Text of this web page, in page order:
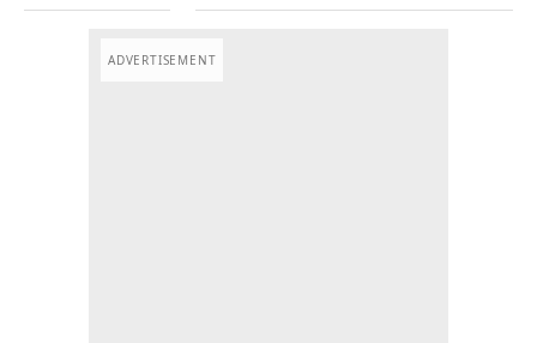
ADVERTISEMENT